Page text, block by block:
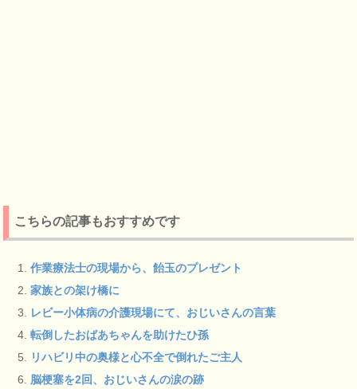
こちらの記事もおすすめです
作業療法士の現場から、飴玉のプレゼント
家族との架け橋に
レビー小体病の介護現場にて、おじいさんの言葉
転倒したおばあちゃんを助けたひ孫
リハビリ中の奥様と心不全で倒れたご主人
脳梗塞を2回、おじいさんの涙の跡